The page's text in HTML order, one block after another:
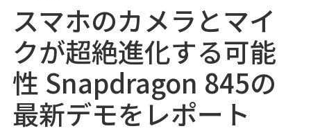
スマホのカメラとマイ
クが超絶進化する可能
性 Snapdragon 845の
最新デモをレポート